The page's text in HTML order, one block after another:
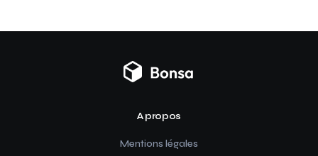
A propos
Mentions légales